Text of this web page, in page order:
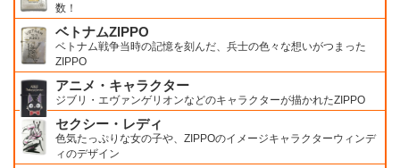
数！
ベトナムZIPPO
ベトナム戦争当時の記憶を刻んだ、兵士の色々な想いがつまった
ZIPPO
アニメ・キャラクター
ジブリ・エヴァンゲリオンなどのキャラクターが描かれたZIPPO
セクシー・レディ
色気たっぷりな女の子や、ZIPPOのイメージキャラクターウィンデ
ィのデザイン